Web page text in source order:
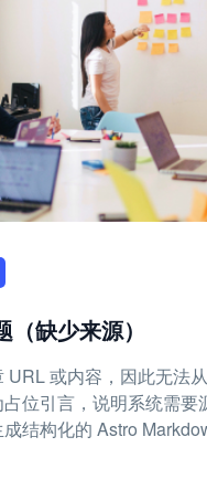
缺少来源）
URL 或内容，因此无法
位引言，说明系统需要
结构化的 Astro